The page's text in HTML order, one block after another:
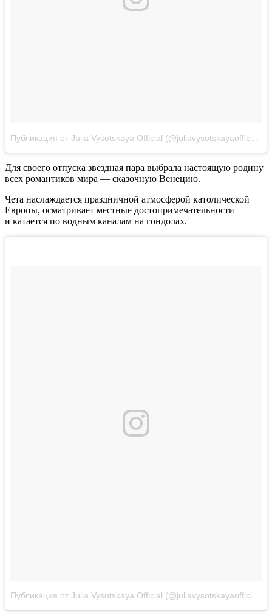
Публикация от Julia Vysotskaya Official (@juliavysotskayaofficial)
Для своего отпуска звездная пара выбрала настоящую родину
всех романтиков мира — сказочную Венецию.
Чета наслаждается праздничной атмосферой католической
Европы, осматривает местные достопримечательности
и катается по водным каналам на гондолах.